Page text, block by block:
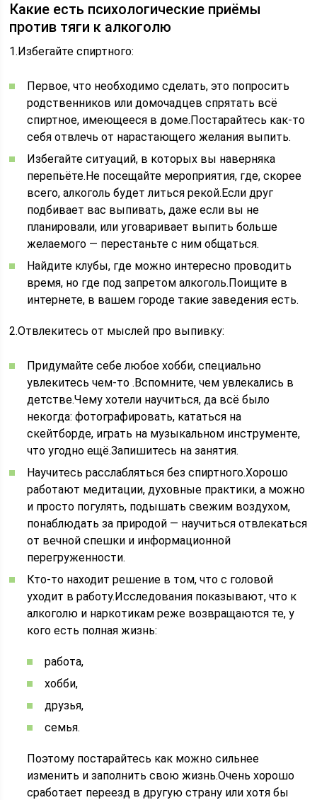
Какие есть психологические приёмы
против тяги к алкоголю
1.Избегайте спиртного:
Первое, что необходимо сделать, это попросить
родственников или домочадцев спрятать всё
спиртное, имеющееся в доме.Постарайтесь как-то
себя отвлечь от нарастающего желания выпить.
Избегайте ситуаций, в которых вы наверняка
перепьёте.Не посещайте мероприятия, где, скорее
всего, алкоголь будет литься рекой.Если друг
подбивает вас выпивать, даже если вы не
планировали, или уговаривает выпить больше
желаемого — перестаньте с ним общаться.
Найдите клубы, где можно интересно проводить
время, но где под запретом алкоголь.Поищите в
интернете, в вашем городе такие заведения есть.
2.Отвлекитесь от мыслей про выпивку:
Придумайте себе любое хобби, специально
увлекитесь чем-то .Вспомните, чем увлекались в
детстве.Чему хотели научиться, да всё было
некогда: фотографировать, кататься на
скейтборде, играть на музыкальном инструменте,
что угодно ещё.Запишитесь на занятия.
Научитесь расслабляться без спиртного.Хорошо
работают медитации, духовные практики, а можно
и просто погулять, подышать свежим воздухом,
понаблюдать за природой — научиться отвлекаться
от вечной спешки и информационной
перегруженности.
Кто-то находит решение в том, что с головой
уходит в работу.Исследования показывают, что к
алкоголю и наркотикам реже возвращаются те, у
кого есть полная жизнь:
работа,
хобби,
друзья,
семья.
Поэтому постарайтесь как можно сильнее
изменить и заполнить свою жизнь.Очень хорошо
сработает переезд в другую страну или хотя бы